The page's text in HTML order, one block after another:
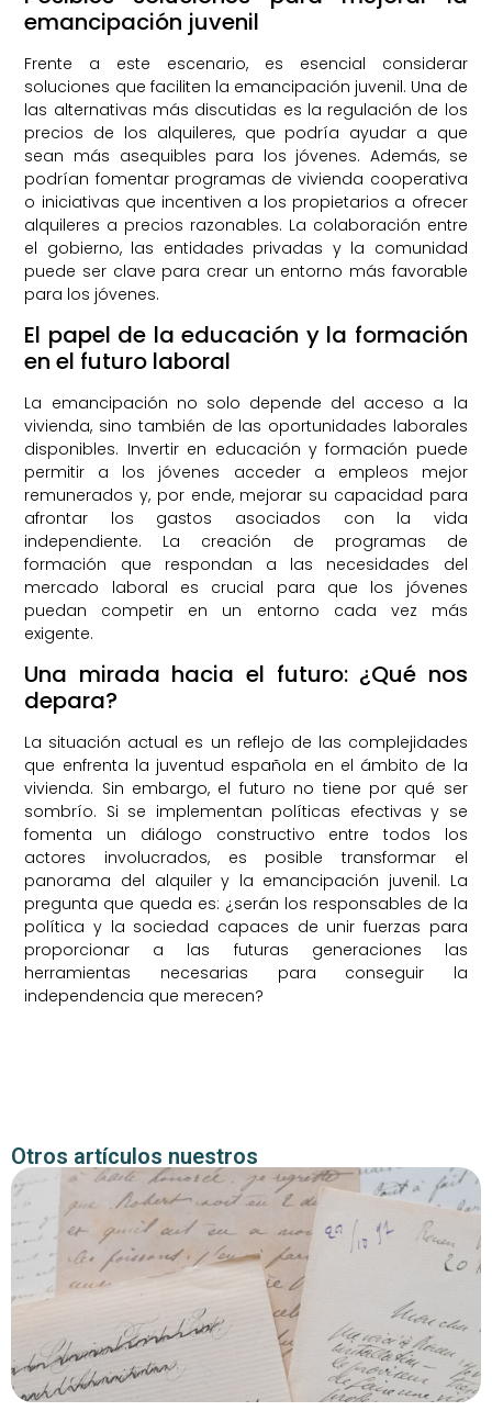
emancipación juvenil
Frente a este escenario, es esencial considerar
soluciones que faciliten la emancipación juvenil. Una de
las alternativas más discutidas es la regulación de los
precios de los alquileres, que podría ayudar a que
sean más asequibles para los jóvenes. Además, se
podrían fomentar programas de vivienda cooperativa
o iniciativas que incentiven a los propietarios a ofrecer
alquileres a precios razonables. La colaboración entre
el gobierno, las entidades privadas y la comunidad
puede ser clave para crear un entorno más favorable
para los jóvenes.
El papel de la educación y la formación
en el futuro laboral
La emancipación no solo depende del acceso a la
vivienda, sino también de las oportunidades laborales
disponibles. Invertir en educación y formación puede
permitir a los jóvenes acceder a empleos mejor
remunerados y, por ende, mejorar su capacidad para
afrontar los gastos asociados con la vida
independiente. La creación de programas de
formación que respondan a las necesidades del
mercado laboral es crucial para que los jóvenes
puedan competir en un entorno cada vez más
exigente.
Una mirada hacia el futuro: ¿Qué nos
depara?
La situación actual es un reflejo de las complejidades
que enfrenta la juventud española en el ámbito de la
vivienda. Sin embargo, el futuro no tiene por qué ser
sombrío. Si se implementan políticas efectivas y se
fomenta un diálogo constructivo entre todos los
actores involucrados, es posible transformar el
panorama del alquiler y la emancipación juvenil. La
pregunta que queda es: ¿serán los responsables de la
política y la sociedad capaces de unir fuerzas para
proporcionar a las futuras generaciones las
herramientas necesarias para conseguir la
independencia que merecen?
Otros artículos nuestros